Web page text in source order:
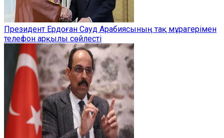
Президент Ердоған Сауд Арабиясының тақ мұрагерімен
телефон арқылы сөйлесті